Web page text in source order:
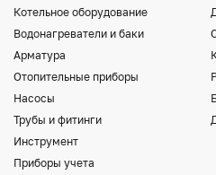
Котельное оборудование
Водонагреватели и баки
Арматура
Отопительные приборы
Насосы
Трубы и фитинги
Инструмент
Приборы учета